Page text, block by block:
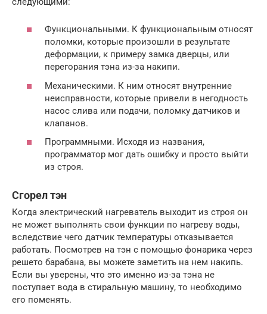
Функциональными. К функциональным относят
поломки, которые произошли в результате
деформации, к примеру замка дверцы, или
перегорания тэна из-за накипи.
Механическими. К ним относят внутренние
неисправности, которые привели в негодность
насос слива или подачи, поломку датчиков и
клапанов.
Программными. Исходя из названия,
программатор мог дать ошибку и просто выйти
из строя.
Сгорел тэн
Когда электрический нагреватель выходит из строя он
не может выполнять свои функции по нагреву воды,
вследствие чего датчик температуры отказывается
работать. Посмотрев на тэн с помощью фонарика через
решето барабана, вы можете заметить на нем накипь.
Если вы уверены, что это именно из-за тэна не
поступает вода в стиральную машину, то необходимо
его поменять.